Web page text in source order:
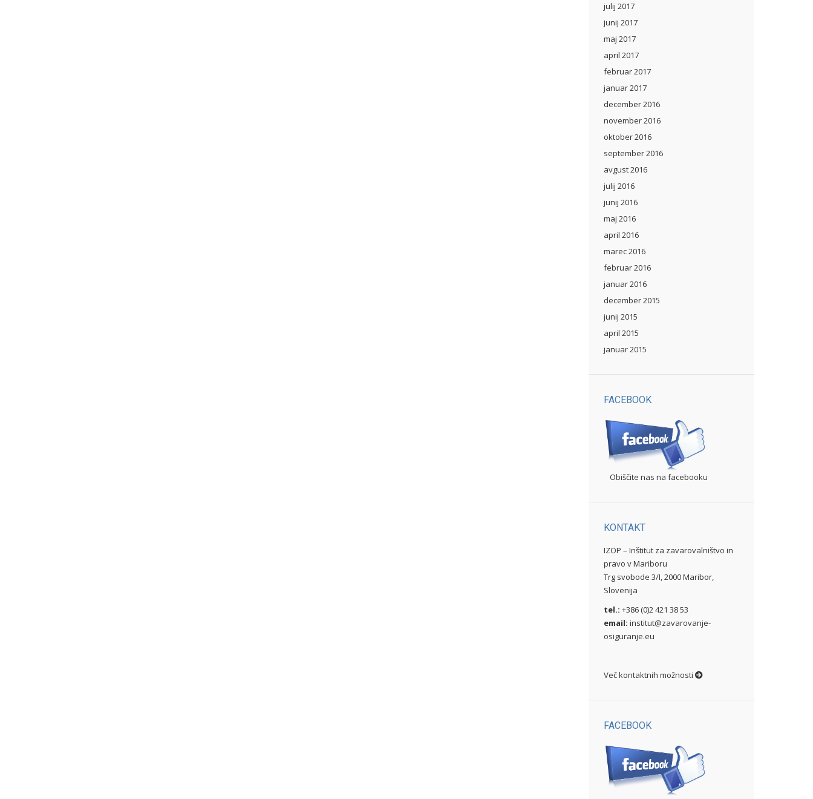
julij 2017
junij 2017
maj 2017
april 2017
februar 2017
januar 2017
december 2016
november 2016
oktober 2016
september 2016
avgust 2016
julij 2016
junij 2016
maj 2016
april 2016
marec 2016
februar 2016
januar 2016
december 2015
junij 2015
april 2015
januar 2015
FACEBOOK
Obiščite nas na facebooku
KONTAKT
IZOP – Inštitut za zavarovalništvo in
pravo v Mariboru
Trg svobode 3/I, 2000 Maribor,
Slovenija
tel.: +386 (0)2 421 38 53
email: institut@zavarovanje-
osiguranje.eu
Več kontaktnih možnosti
FACEBOOK